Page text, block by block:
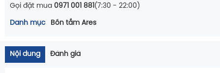
Gọi đặt mua 0971 001 881 (7:30 - 22:00)
Danh mục Bồn tắm Ares
Nội dung Đánh giá